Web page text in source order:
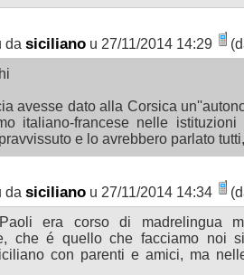
da siciliano u 27/11/2014 14:29
avesse dato alla Corsica
italiano-francese nelle
e lo avrebbero parlato
da siciliano u 27/11/2014 14:34
era corso di madrelingua
che é quello che facciamo noi
con parenti e amici, ma